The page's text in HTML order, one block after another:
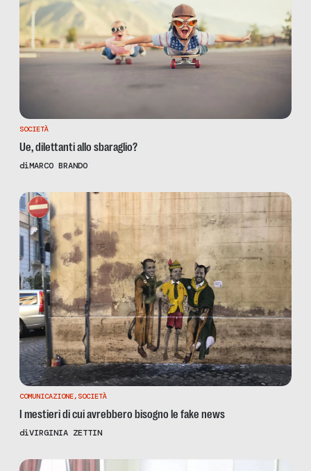
SOCIETÀ
Ue, dilettanti allo sbaraglio?
diMARCO BRANDO
COMUNICAZIONE, SOCIETÀ
I mestieri di cui avrebbero bisogno le fake news
diVIRGINIA ZETTIN